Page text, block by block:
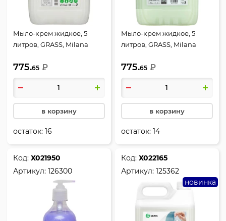
Мыло-крем жидкое, 5
литров, GRASS, Milana
775.65 ₽
в корзину
остаток:16
Мыло-крем жидкое, 5
литров, GRASS, Milana
775.65 ₽
в корзину
остаток:14
Код:Х021950
Артикул:126300
Код:Х022165
Артикул:125362
новинка